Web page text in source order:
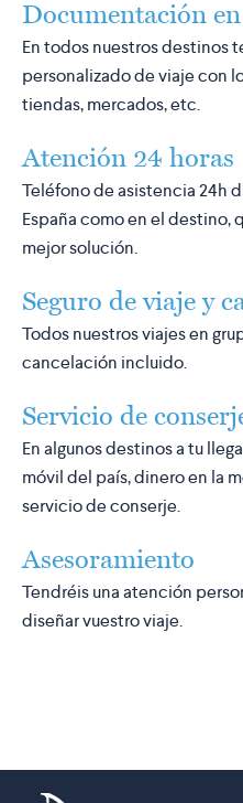
Documentación
En todos nuestros destinos
personalizado de viaje con
tiendas, mercados, etc.
Atención 24 horas
Teléfono de asistencia 24h
España como en el destino,
mejor solución.
Seguro de viaje y
Todos nuestros viajes en
cancelación incluido.
Servicio de
En algunos destinos a tu
móvil del país, dinero en la
servicio de conserje.
Asesoramiento
Tendréis una atención
diseñar vuestro viaje.